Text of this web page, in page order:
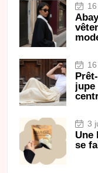
jupe
3
Une
se